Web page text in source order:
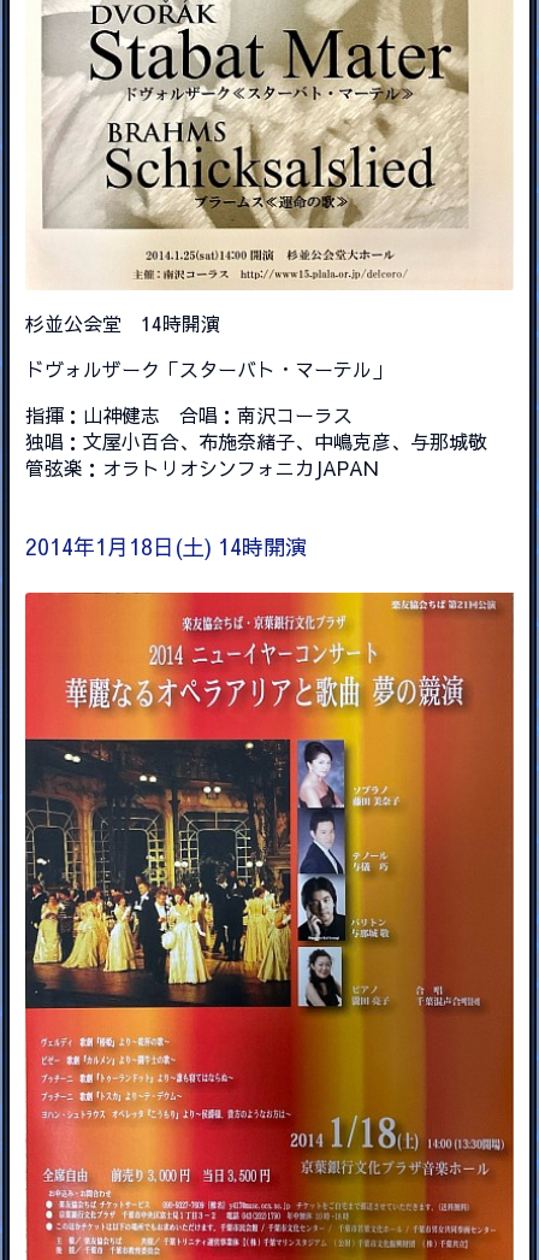
杉並公会堂 14時開演
ドヴォルザーク「スターバト・マーテル」
指揮：山神健志 合唱：南沢コーラス
独唱：文屋小百合、布施奈緒子、中嶋克彦、与那城敬
管弦楽：オラトリオシンフォニカJAPAN
2014年1月18日(土) 14時開演